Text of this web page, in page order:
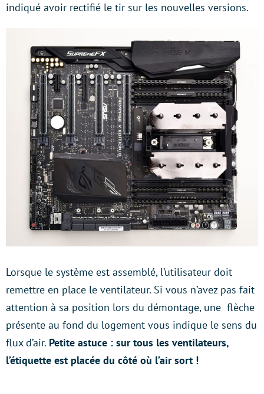
indiqué avoir rectifié le tir sur les nouvelles versions.
Lorsque le système est assemblé, l’utilisateur doit
remettre en place le ventilateur. Si vous n’avez pas fait
attention à sa position lors du démontage, une flèche
présente au fond du logement vous indique le sens du
flux d’air. Petite astuce : sur tous les ventilateurs,
l’étiquette est placée du côté où l’air sort !